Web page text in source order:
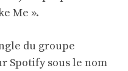
Me ».
du groupe
Spotify sous le nom